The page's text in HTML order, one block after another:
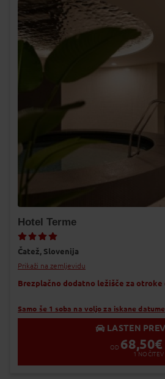
Hotel Terme
Čatež, Slovenija
Prikaži na zemljevidu
Brezplačno dodatno ležišče za otroke
Samo še 1 soba na voljo za iskane datume
LASTEN
OD 68,50€
1 NOČITEV